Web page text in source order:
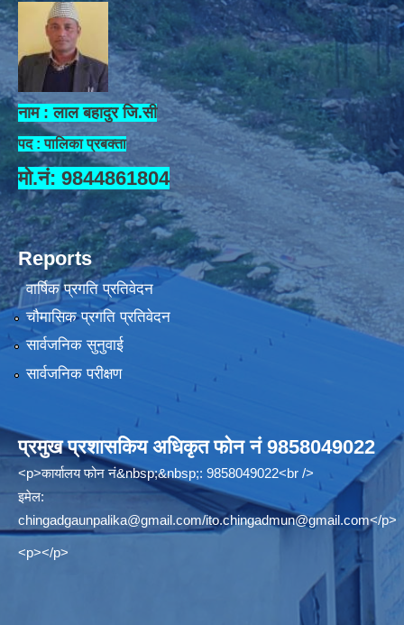
नाम : लाल बहादुर जि.सी
पद : पालिका प्रबक्ता
मो.नं: 9844861804
Reports
वार्षिक प्रगति प्रतिवेदन
चौमासिक प्रगति प्रतिवेदन
सार्वजनिक सुनुवाई
सार्वजनिक परीक्षण
प्रमुख प्रशासकिय अधिकृत फोन नं 9858049022
<p>कार्यालय फोन नं&nbsp;&nbsp;: 9858049022<br />
इमेल:
chingadgaunpalika@gmail.com/ito.chingadmun@gmail.com</p>
<p></p>